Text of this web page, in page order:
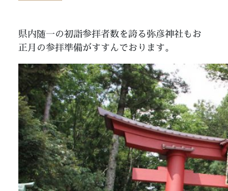
県内随一の初詣参拝者数を誇る弥彦神社もお
正月の参拝準備がすすんでおります。